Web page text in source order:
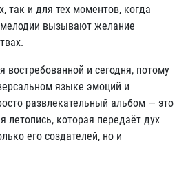
так и для тех моментов, когда
вызывают желание
востребованной и сегодня, потому
языке эмоций и
развлекательный альбом — это
летопись, которая передаёт дух
его создателей, но и